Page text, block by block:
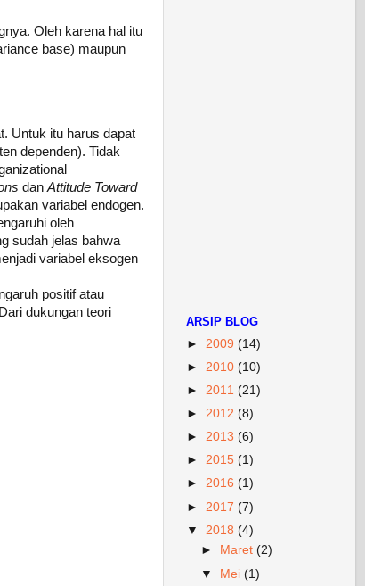
Oleh karena hal itu
base) maupun
Untuk itu harus dapat
dependen). Tidak
dan Attitude Toward
variabel endogen.
oleh
sudah jelas bahwa
variabel eksogen
positif atau
dukungan teori
ARSIP BLOG
► 2009 (14)
► 2010 (10)
► 2011 (21)
► 2012 (8)
► 2013 (6)
► 2015 (1)
► 2016 (1)
► 2017 (7)
▼ 2018 (4)
►
Maret (2)
▼ Mei (1)